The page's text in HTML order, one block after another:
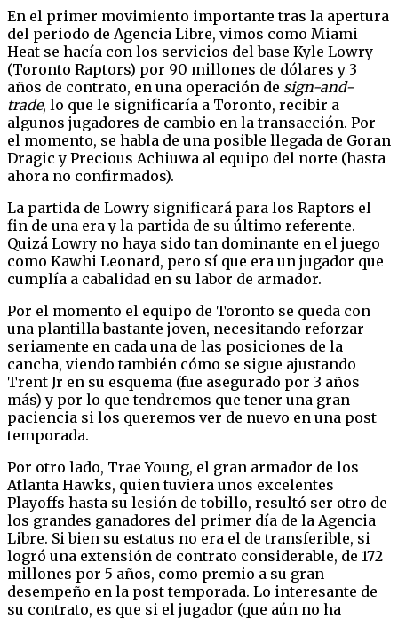
En el primer movimiento importante tras la apertura
del periodo de Agencia Libre, vimos como Miami
Heat se hacía con los servicios del base Kyle Lowry
(Toronto Raptors) por 90 millones de dólares y 3
años de contrato, en una operación de sign-and-
trade, lo que le significaría a Toronto, recibir a
algunos jugadores de cambio en la transacción. Por
el momento, se habla de una posible llegada de Goran
Dragic y Precious Achiuwa al equipo del norte (hasta
ahora no confirmados).
La partida de Lowry significará para los Raptors el
fin de una era y la partida de su último referente.
Quizá Lowry no haya sido tan dominante en el juego
como Kawhi Leonard, pero sí que era un jugador que
cumplía a cabalidad en su labor de armador.
Por el momento el equipo de Toronto se queda con
una plantilla bastante joven, necesitando reforzar
seriamente en cada una de las posiciones de la
cancha, viendo también cómo se sigue ajustando
Trent Jr en su esquema (fue asegurado por 3 años
más) y por lo que tendremos que tener una gran
paciencia si los queremos ver de nuevo en una post
temporada.
Por otro lado, Trae Young, el gran armador de los
Atlanta Hawks, quien tuviera unos excelentes
Playoffs hasta su lesión de tobillo, resultó ser otro de
los grandes ganadores del primer día de la Agencia
Libre. Si bien su estatus no era el de transferible, si
logró una extensión de contrato considerable, de 172
millones por 5 años, como premio a su gran
desempeño en la post temporada. Lo interesante de
su contrato, es que si el jugador (que aún no ha